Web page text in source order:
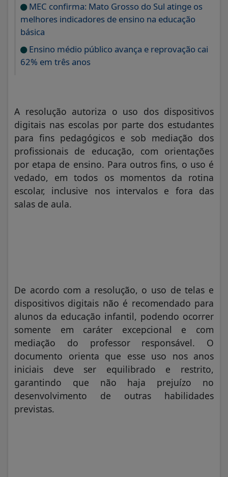
MEC confirma: Mato Grosso do Sul atinge os
melhores indicadores de ensino na educação
básica
Ensino médio público avança e reprovação cai
62% em três anos
A resolução autoriza o uso dos dispositivos
digitais nas escolas por parte dos estudantes
para fins pedagógicos e sob mediação dos
profissionais de educação, com orientações
por etapa de ensino. Para outros fins, o uso é
vedado, em todos os momentos da rotina
escolar, inclusive nos intervalos e fora das
salas de aula.
De acordo com a resolução, o uso de telas e
dispositivos digitais não é recomendado para
alunos da educação infantil, podendo ocorrer
somente em caráter excepcional e com
mediação do professor responsável. O
documento orienta que esse uso nos anos
iniciais deve ser equilibrado e restrito,
garantindo que não haja prejuízo no
desenvolvimento de outras habilidades
previstas.